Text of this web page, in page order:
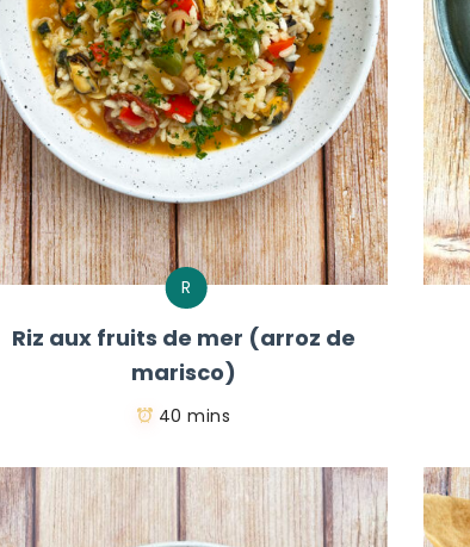
R
Riz aux fruits de mer (arroz de
marisco)
40 mins